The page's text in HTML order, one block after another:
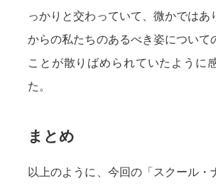
っかりと交わっていて、微かではあ
からの私たちのあるべき姿について
ことが散りばめられていたように
た。
まとめ
以上のように、今回の「スクール・